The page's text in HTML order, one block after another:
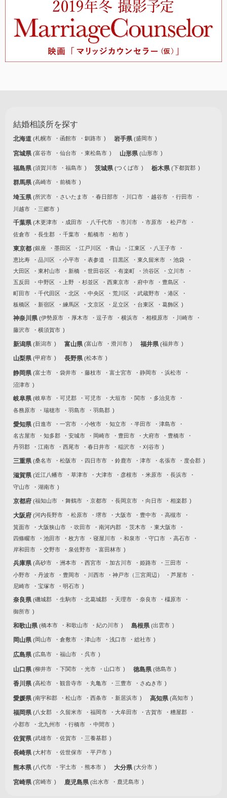
結婚相談所を探す
北海道 札幌市 函館市 釧路市 岩手県 盛岡市
宮城県 富谷市 仙台市 東松島市 山形県 山形市
福島県 須賀川市 福島市 茨城県 つくば市 栃木県 下都賀郡
群馬県 高崎市 前橋市
埼玉県 所沢市 さいたま市 春日部市 川口市 越谷市
行田市
川越市
三郷市
千葉県 木更津市 成田市 八千代市 市川市 市原市
松戸市
佐倉市
長生郡 千葉市 船橋市 柏市
東京都 銀座 墨田区 江戸川区 青山 江東区
八王子市
恵比寿
品川区 小平市 表参道 目黒区 東久留米市
池袋
大田区
東村山市 新橋 世田谷区 有楽町 渋谷区
立川市
五反田
中野区 上野 杉並区 西東京市 府中市
豊島区
町田市
千代田区 北区 中央区 荒川区 武蔵野市
港区
板橋区
新宿区 練馬区 文京区 足立区 台東区 葛飾区
神奈川県 伊勢原市 厚木市 逗子市 横浜市 相模原市
川崎市
藤沢市
横須賀市
新潟県 新潟市 富山県 富山市 滑川市 福井県 福井市
山梨県 甲府市 長野県 松本市
静岡県 富士市 袋井市 藤枝市 富士宮市 静岡市
浜松市
沼津市
岐阜県 岐阜市 可児郡 可児市 大垣市 関市
多治見市
各務原市
瑞穂市 羽島市 羽島郡
愛知県 日進市 一宮市 小牧市 知立市 半田市
津島市
名古屋市
知多郡 安城市 岡崎市 豊田市 大府市
豊橋市
丹羽郡
江南市 西尾市 春日井市 稲沢市 刈谷市
三重県 桑名市 松阪市 四日市市 鈴鹿市 津市 名張市 度会郡
滋賀県 近江八幡市 草津市 大津市 彦根市 米原市
長浜市
守山市
湖南市
京都府 福知山市 舞鶴市 京都市 長岡京市 向日市 相楽郡
大阪府 河内長野市 松原市 堺市 大阪市 豊中市
高槻市
箕面市
大阪狭山市 吹田市 南河内郡 茨木市
東大阪市
四條畷市
池田市 枚方市 寝屋川市 和泉市 守口市
高石市
岸和田市
交野市 泉佐野市 富田林市
兵庫県 高砂市 洲本市 西宮市 加古川市 姫路市
三田市
小野市
丹波市 豊岡市 川西市 神戸市（三宮周辺）
芦屋市
尼崎市
宝塚市 明石市
奈良県 磯城郡 生駒市 北葛城郡 天理市 奈良市
橿原市
御所市
和歌山県 橋本市 和歌山市 紀の川市 島根県 出雲市
岡山県 岡山市 倉敷市 津山市 浅口市 総社市
広島県 広島市 福山市 呉市
山口県 柳井市 下関市 光市 山口市 徳島県 徳島市
香川県 高松市 観音寺市 丸亀市 三豊市 さぬき市
愛媛県 南宇和郡 松山市 西条市 新居浜市 高知県 高知市
福岡県 八女郡 久留米市 福岡市 大牟田市 古賀市
糟屋郡
小郡市
北九州市 行橋市 中間市
佐賀県 武雄市 佐賀市 三養基郡
長崎県 大村市 佐世保市 平戸市
熊本県 八代市 宇土市 熊本市 大分県 大分市
宮崎県 宮崎市 鹿児島県 出水市 鹿児島市